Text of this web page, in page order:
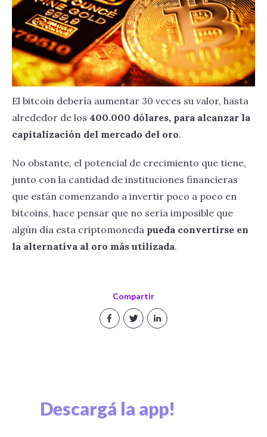
Compartir
El bitcoin debería aumentar 30 veces su valor, hasta
alrededor de los 400.000 dólares, para alcanzar la
capitalización del mercado del oro.
No obstante, el potencial de crecimiento que tiene,
junto con la cantidad de instituciones financieras
que están comenzando a invertir poco a poco en
bitcoins, hace pensar que no sería imposible que
algún día esta criptomoneda pueda convertirse en
la alternativa al oro más utilizada.
Descargá la app!